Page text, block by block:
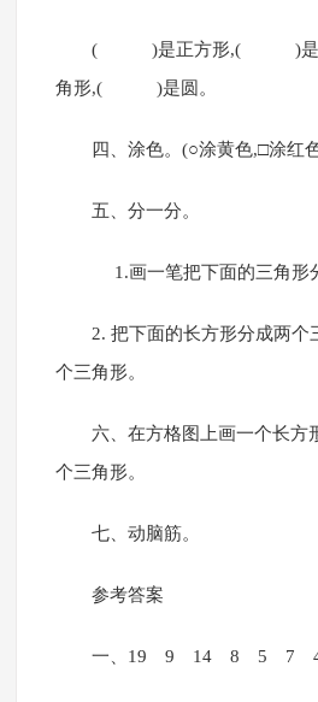
( )是正方形,( )是
角形,( )是圆。
四、涂色。(○涂黄色,□涂
五、分一分。
1.画一笔把下面的三角形
2. 把下面的长方形分成两个
个三角形。
六、在方格图上画一个长方
个三角形。
七、动脑筋。
参考答案
一、19 9 14 8 5 7